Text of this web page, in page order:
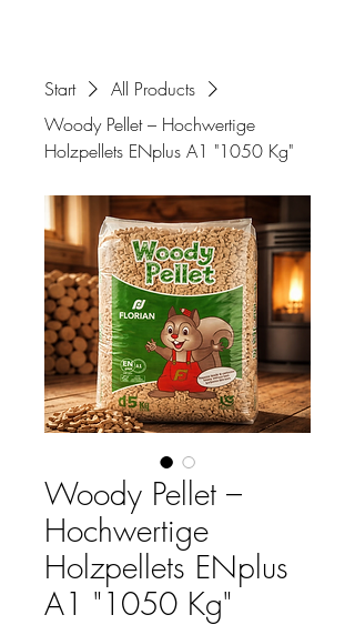
Start
All Products
Woody Pellet – Hochwertige
Holzpellets ENplus A1 "1050 Kg"
Woody Pellet –
Hochwertige
Holzpellets ENplus
A1 "1050 Kg"